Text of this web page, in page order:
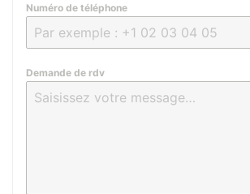
Numéro de téléphone
Demande de rdv